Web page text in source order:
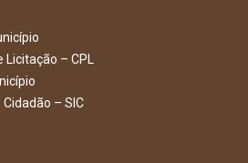
– CPL
– SIC